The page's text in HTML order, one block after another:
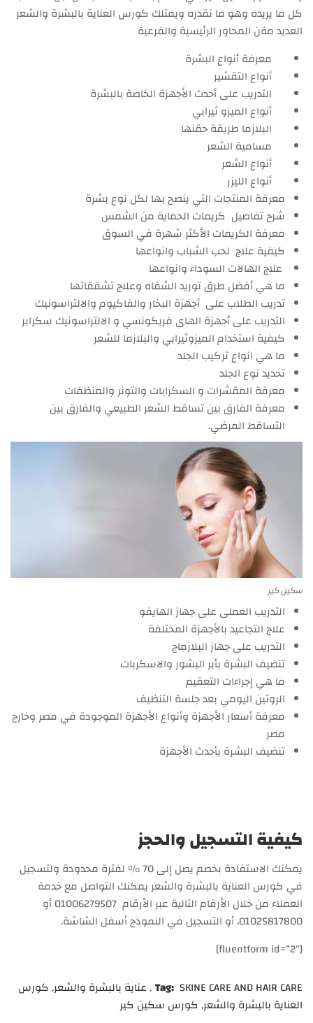
كل ما يريده وهو ما نقدره ويمتلك كورس العناية بالبشرة والشعر
العديد مةن المحاور الرئيسية والفرعية
معرفة أنواع البشرة
أنواع التقشير
التدريب على أحدث الأجهزة الخاصة بالبشرة
أنواع الميزو ثيرابي
البلازما طريقة حقنها
مسامية الشعر
أنواع الشعر
أنواع الليزر
معرفة المنتجات التي ينصح بها لكل نوع بشرة
شرح تفاصيل كريمات الحماية من الشمس
معرفة الكريمات الأكثر شهرة في السوق
كيفية علاج لحب الشباب وانواعها
علاج الهالات السوداء وانواعها
ما هي أفضل طرق توريد الشفاه وعلاج تشققاتها
تدريب الطلاب على أجهزة البخار والفاكيوم والالتراسونيك
التدريب على أجهزة الهاى فريكونسي و الالتراسونيك سكرابر
كيفية استخدام الميزوثيرابي والبلازما للشعر
ما هي انواع تركيب الجلد
تحديد نوع الجلد
معرفة المقشرات و السكرابات والتونر والمنظفات
معرفة الفارق بين تساقط الشعر الطبيعي والفارق بين
التساقط المرضي.
سكين كير
التدريب العملى على جهاز الهايفو
علاج التجاعيد بالأجهزة المختلفة
التدريب على جهاز البلازماج
تنضيف البشرة بأبر البشور والاسكربات
ما هي إجراءات التعقيم
الروتين اليومي بعد جلسة التنظيف
معرفة أسعار الأجهزة وأنواع الأجهزة الموجودة في مصر وخارج
مصر
تنضيف البشرة بأحدث الأجهزة
كيفية التسجيل والحجز
يمكنك الاستفادة بخصم يصل إلى 70 % لفترة محدودة ولتسجيل
في كورس العناية بالبشرة والشعر يمكنك التواصل مع خدمة
العملاء من خلال الأرقام التالية عبر الأرقام 01006279507 أو
01025817800، أو التسجيل في النموذج أسفل الشاشة.
[fluentform id=”2″]
Tag: SKINE CARE AND HAIR CARE
,عناية بالبشرة والشعر, كورس
العناية بالبشرة والشعر, كورس سكين كير